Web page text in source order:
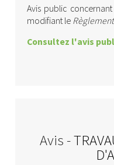
Avis public
modifiant le
Consultez l'avis
Avis -